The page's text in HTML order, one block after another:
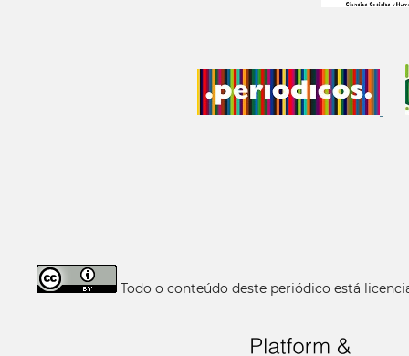
Todo o conteúdo deste periódico está